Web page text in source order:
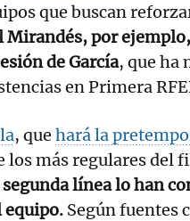
que buscan
Mirandés, por
de García, que ha
en Primera
, que hará la
los más regulares del
línea lo han
equipo. Según fuentes